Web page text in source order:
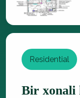
Residential
Bir xonali